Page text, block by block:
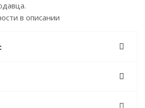
в описании